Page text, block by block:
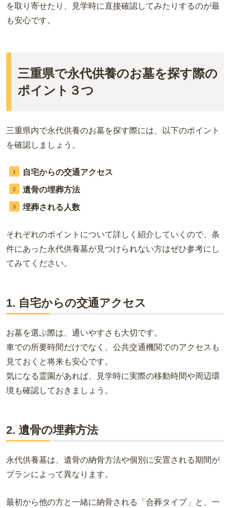
を取り寄せたり、見学時に直接確認してみたりするのが最
も安心です。
三重県で永代供養のお墓を探す際の
ポイント３つ
三重県内で永代供養のお墓を探す際には、以下のポイント
を確認しましょう。
自宅からの交通アクセス
遺骨の埋葬方法
埋葬される人数
それぞれのポイントについて詳しく紹介していくので、条
件にあった永代供養墓が見つけられない方はぜひ参考にし
てみてください。
1. 自宅からの交通アクセス
お墓を選ぶ際は、通いやすさも大切です。
車での所要時間だけでなく、公共交通機関でのアクセスも
見ておくと将来も安心です。
気になる霊園があれば、見学時に実際の移動時間や周辺環
境も確認しておきましょう。
2. 遺骨の埋葬方法
永代供養墓は、遺骨の納骨方法や個別に安置される期間が
プランによって異なります。
最初から他の方と一緒に納骨される「合葬タイプ」と、一